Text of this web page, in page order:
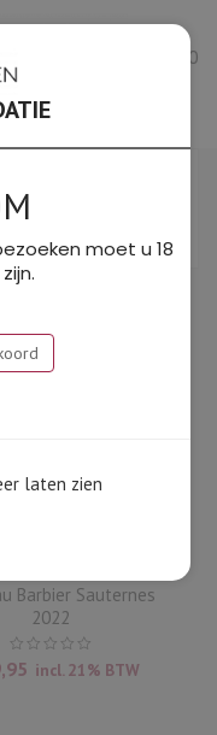
0
laag
HOOG
Barbier Sauternes
2022
incl. 21% BTW
moet u 18
laten zien